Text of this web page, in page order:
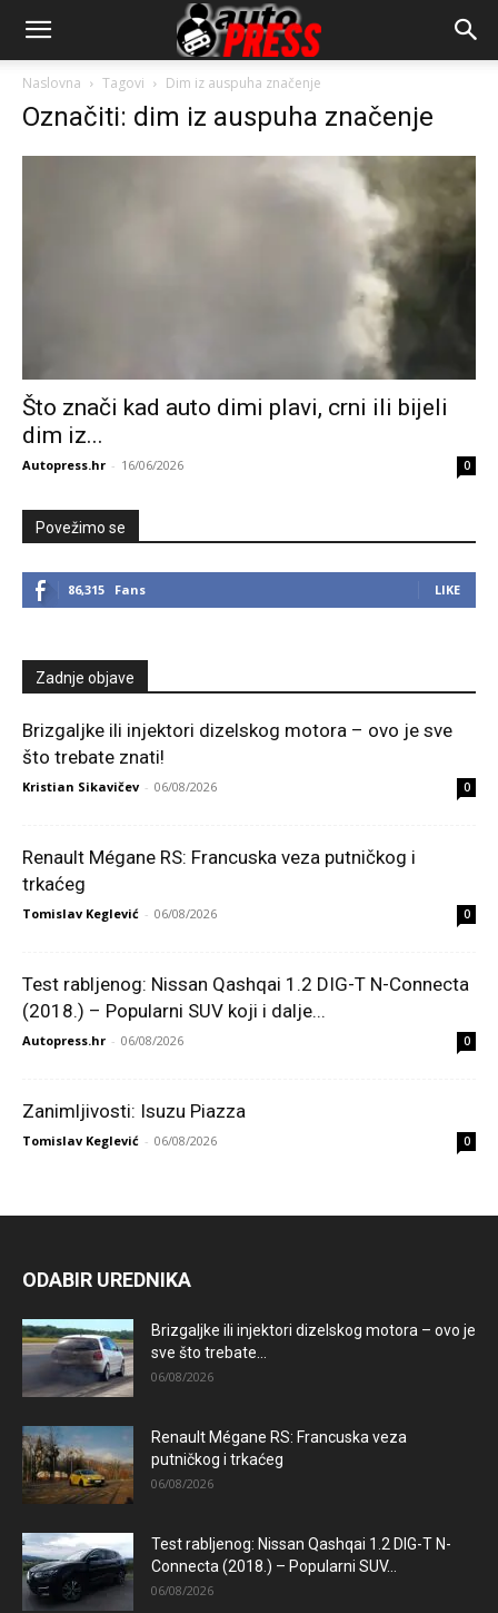
AutopressHR
Naslovna Tagovi Dim iz auspuha značenje
Označiti: dim iz auspuha značenje
Što znači kad auto dimi plavi, crni ili bijeli
dim iz...
Autopress.hr - 16/06/2026 0
Povežimo se
86,315 Fans LIKE
Zadnje objave
Brizgaljke ili injektori dizelskog motora – ovo je sve
što trebate znati!
Kristian Sikavičev - 06/08/2026 0
Renault Mégane RS: Francuska veza putničkog i
trkaćeg
Tomislav Keglević - 06/08/2026 0
Test rabljenog: Nissan Qashqai 1.2 DIG-T N-Connecta
(2018.) – Popularni SUV koji i dalje...
Autopress.hr - 06/08/2026 0
Zanimljivosti: Isuzu Piazza
Tomislav Keglević - 06/08/2026 0
ODABIR UREDNIKA
Brizgaljke ili injektori dizelskog motora – ovo je
sve što trebate...
06/08/2026
Renault Mégane RS: Francuska veza
putničkog i trkaćeg
06/08/2026
Test rabljenog: Nissan Qashqai 1.2 DIG-T N-
Connecta (2018.) – Popularni SUV...
06/08/2026